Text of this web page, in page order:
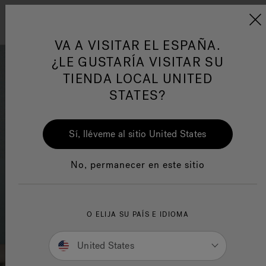
Jacuzzi&reg; EMEA
Jacuzzi® Sensational
Wellness™
One Page
VA A VISITAR EL ESPAÑA.
¿LE GUSTARÍA VISITAR SU
TIENDA LOCAL UNITED
STATES?
Sí, lléveme al sitio United States
No, permanecer en este sitio
O ELIJA SU PAÍS E IDIOMA
United States